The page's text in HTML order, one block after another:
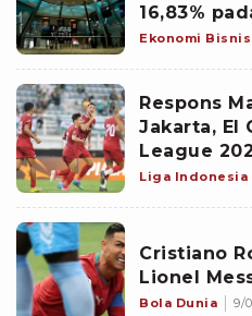
16,83%
Ekonomi Bisnis
Respons
Jakarta, El
League
Bandung
Liga Indonesia
Cristiano
Lionel
Bola Dunia 9/